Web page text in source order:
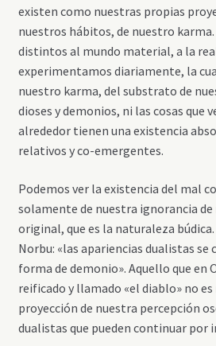
existen como nuestras propias
nuestros hábitos, de nuestro
distintos al mundo material, a la
experimentamos diariamente, la
nuestro karma, del substrato de
dioses y demonios, ni las cosas que
alrededor tienen una existencia
relativos y co-emergentes.
Podemos ver la existencia del mal
solamente de nuestra ignorancia
original, que es la naturaleza
Norbu: «las apariencias dualistas se
forma de demonio». Aquello que en
reificado y llamado «el diablo» no es
proyección de nuestra percepción
dualistas que pueden continuar por